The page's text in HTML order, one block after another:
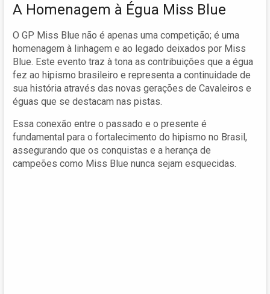
A Homenagem à Égua Miss Blue
O GP Miss Blue não é apenas uma competição; é uma
homenagem à linhagem e ao legado deixados por Miss
Blue. Este evento traz à tona as contribuições que a égua
fez ao hipismo brasileiro e representa a continuidade de
sua história através das novas gerações de Cavaleiros e
éguas que se destacam nas pistas.
Essa conexão entre o passado e o presente é
fundamental para o fortalecimento do hipismo no Brasil,
assegurando que os conquistas e a herança de
campeões como Miss Blue nunca sejam esquecidas.